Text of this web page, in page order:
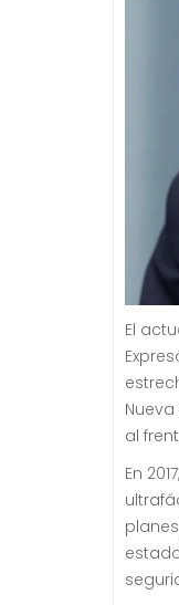
El
al
En